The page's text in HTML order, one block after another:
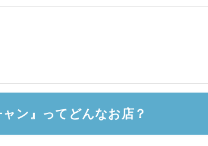
ャン』ってどんなお店？